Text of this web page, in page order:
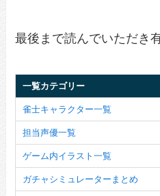
最後まで読んでいただき
一覧カテゴリー
雀士キャラクター一覧
担当声優一覧
ゲーム内イラスト一覧
ガチャシミュレーターまとめ